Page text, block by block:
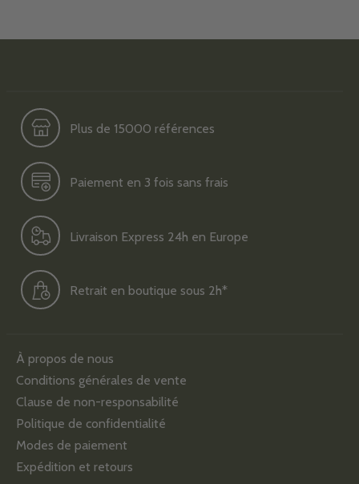
Plus de 15000 références
Paiement en 3 fois sans frais
Livraison Express 24h en Europe
Retrait en boutique sous 2h*
À propos de nous
Conditions générales de vente
Clause de non-responsabilité
Politique de confidentialité
Modes de paiement
Expédition et retours